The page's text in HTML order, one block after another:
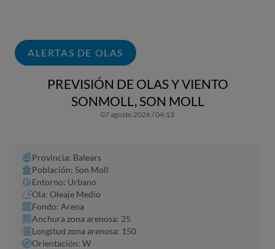
ALERTAS DE OLAS
PREVISIÓN DE OLAS Y VIENTO
SONMOLL, SON MOLL
07 agosto 2026 / 04:13
Provincia: Balears
Población: Son Moll
Entorno: Urbano
Ola: Oleaje Medio
Fondo: Arena
Anchura zona arenosa: 25
Longitud zona arenosa: 150
Orientación: W